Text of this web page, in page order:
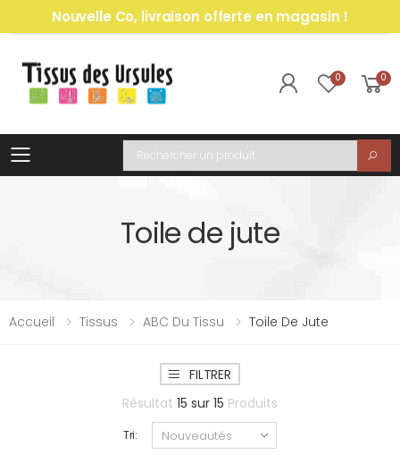
Nouvelle Co, livraison offerte en magasin !
0 0
Toggle mobile menu
Recherche
Toile de jute
Accueil Tissus ABC Du Tissu Toile De Jute
FILTRER
Résultat 15 sur 15 Produits
Tri: